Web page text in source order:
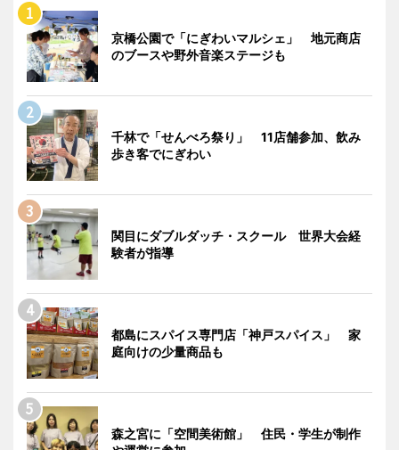
京橋公園で「にぎわいマルシェ」 地元商店
のブースや野外音楽ステージも
千林で「せんべろ祭り」 11店舗参加、飲み
歩き客でにぎわい
関目にダブルダッチ・スクール 世界大会経
験者が指導
都島にスパイス専門店「神戸スパイス」 家
庭向けの少量商品も
森之宮に「空間美術館」 住民・学生が制作